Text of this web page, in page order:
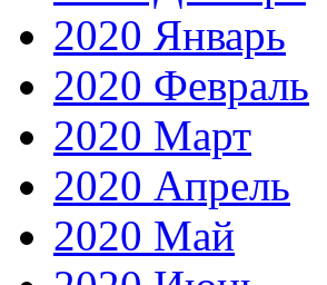
2020 Январь
2020 Февраль
2020 Март
2020 Апрель
2020 Май